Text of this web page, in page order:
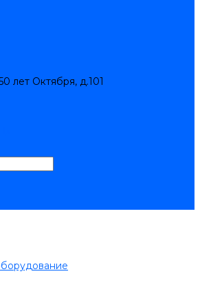
лет Октября, д.101